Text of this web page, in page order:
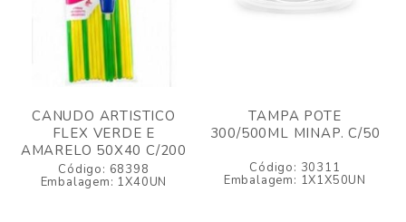
CANUDO ARTISTICO
FLEX VERDE E
AMARELO 50X40 C/200
Código: 68398
Embalagem: 1X40UN
TAMPA POTE
300/500ML MINAP. C/50
Código: 30311
Embalagem: 1X1X50UN